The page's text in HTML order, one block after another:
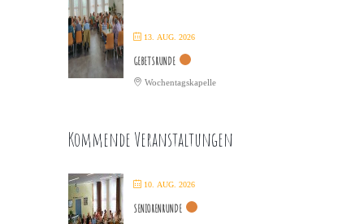
13. AUG. 2026
GEBETSRUNDE
Wochentagskapelle
Kommende Veranstaltungen
10. AUG. 2026
SENIORENRUNDE